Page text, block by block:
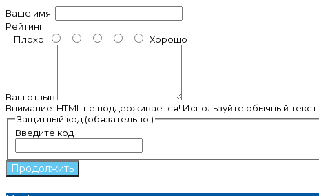
Ваше имя:
Рейтинг
Плохо
Хорошо
Ваш отзыв
Внимание: HTML не поддерживается! Используйте обычный текст!
Защитный код (обязательно!)
Введите код
Продолжить